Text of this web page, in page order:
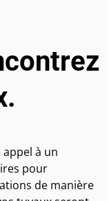
à un
pour
de manière